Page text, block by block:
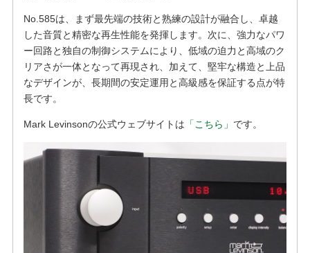
No.585は、まず最先端の技術と熟練の設計が融合し、卓越
した音質と精密な再生性能を発揮します。次に、強力なパワ
ー回路と独自の制御システムにより、低域の迫力と高域のク
リアさが一体となって再現され、加えて、堅牢な構造と上品
なデザインが、長期間の安定運用と高級感を保証する点が特
長です。
Mark Levinsonの公式ウェブサイトは 「こちら」 です。